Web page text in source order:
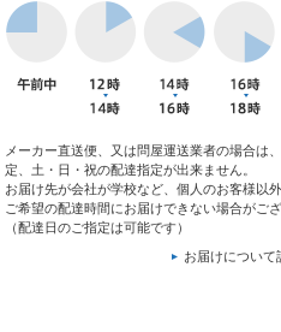
メーカー直送便、又は問屋運送業者の場合は
定、土・日・祝の配達指定が出来ません。
お届け先が会社が学校など、個人のお客様以外
ご希望の配達時間にお届けできない場合がござ
（配達日のご指定は可能です）
お届けについて